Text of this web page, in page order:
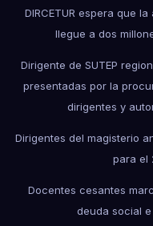
DIRCETUR espera que
llegue a dos
Dirigente de SUTEP
presentadas por la
dirigentes y
Dirigentes del magisterio
para el
Docentes cesantes
deuda social